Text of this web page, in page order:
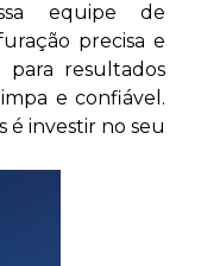
equipe de
precisa e
resultados
e confiável.
é investir no seu